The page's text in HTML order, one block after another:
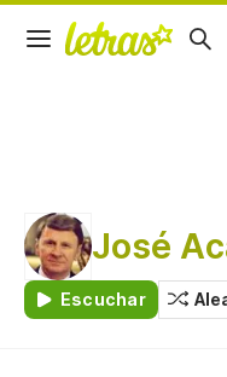
José
Escuchar